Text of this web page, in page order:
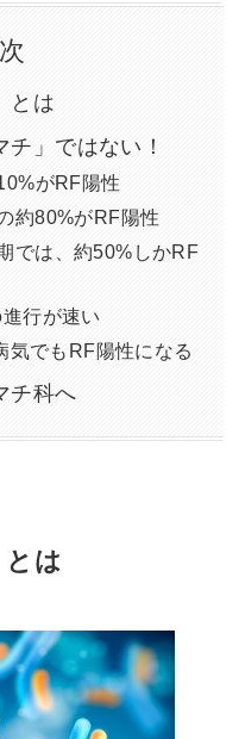
とは
」ではない！
がRF陽性
約80%がRF陽性
では、約50%しかRF
行が速い
気でもRF陽性になる
チ科へ
とは